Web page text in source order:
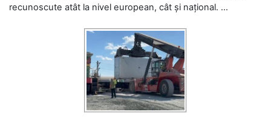
recunoscute atât la nivel european, cât și național. ...